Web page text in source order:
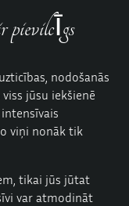
nodošanās
jūsu iekšienē
viņi nonāk tik
tikai jūs jūtat
var atmodināt